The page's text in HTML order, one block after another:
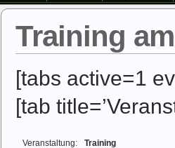
Training
[tabs active=1
[tab
Veranstaltung:
Training